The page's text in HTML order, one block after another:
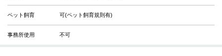
ペット飼育 可(ペット飼育規則有)
事務所使用 不可